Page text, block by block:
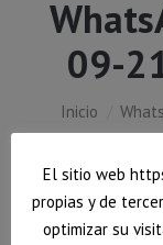
09-
Estás aquí:
Inicio
El sitio web
propias y de
optimizar su